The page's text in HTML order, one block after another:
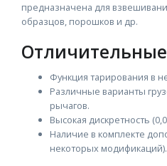
предназначена для
образцов, порошков и др.
Отличительные
Функция тарирования в
Различные варианты
рычагов.
Высокая дискретность
Наличие в комплекте
некоторых модификаций).